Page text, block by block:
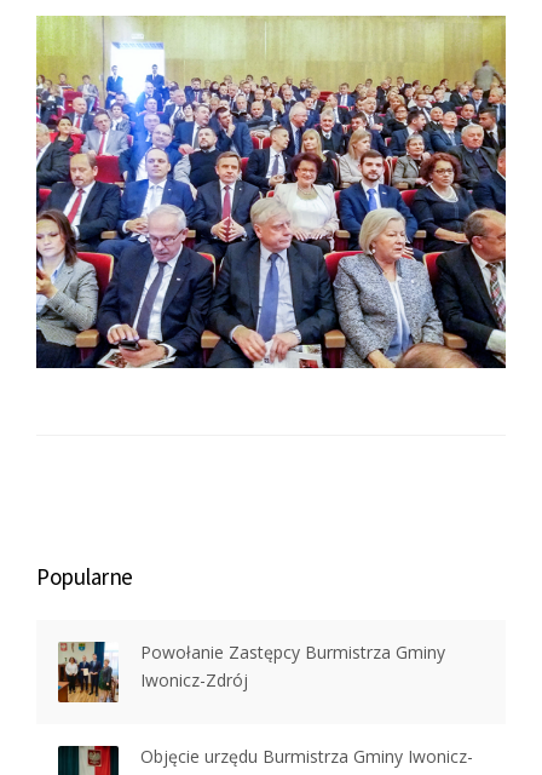
Popularne
Powołanie Zastępcy Burmistrza Gminy
Iwonicz-Zdrój
Objęcie urzędu Burmistrza Gminy Iwonicz-